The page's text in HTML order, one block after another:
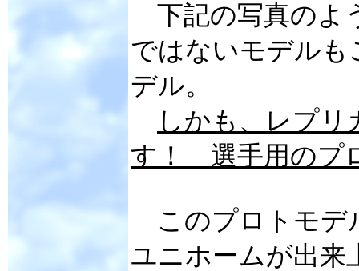
下記の写真のよ
ではないモデルも
デル。
しかも、レプ
す！ 選手用のプ
このプロトモデ
ユニホームが出来